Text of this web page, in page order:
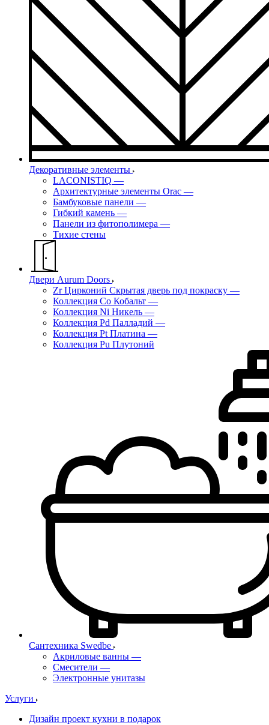
Декоративные элементы
LACONISTIQ —
Архитектурные элементы Orac —
Бамбуковые панели —
Гибкий камень —
Панели из фитополимера —
Тихие стены
Двери Aurum Doors
Zr Цирконий Скрытая дверь под покраску —
Коллекция Co Кобальт —
Коллекция Ni Никель —
Коллекция Pd Палладий —
Коллекция Pt Платина —
Коллекция Pu Плутоний
Сантехника Swedbe
Акриловые ванны —
Смесители —
Электронные унитазы
Услуги
Дизайн проект кухни в подарок